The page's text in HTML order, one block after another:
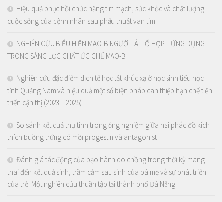
Hiệu quả phục hồi chức năng tim mạch, sức khỏe và chất lượng
cuộc sống của bệnh nhân sau phẫu thuật van tim
NGHIÊN CỨU BIỂU HIỆN MAO-B NGƯỜI TÁI TỔ HỢP – ỨNG DỤNG
TRONG SÀNG LỌC CHẤT ỨC CHẾ MAO-B
Nghiên cứu đặc điểm dịch tễ học tật khúc xạ ở học sinh tiểu học
tỉnh Quảng Nam và hiệu quả một số biện pháp can thiệp hạn chế tiến
triển cận thị (2023 – 2025)
So sánh kết quả thụ tinh trong ống nghiệm giữa hai phác đồ kích
thích buồng trứng có mồi progestin và antagonist
Đánh giá tác động của bạo hành do chồng trong thời kỳ mang
thai đến kết quả sinh, trầm cảm sau sinh của bà mẹ và sự phát triển
của trẻ: Một nghiên cứu thuần tập tại thành phố Đà Nẵng